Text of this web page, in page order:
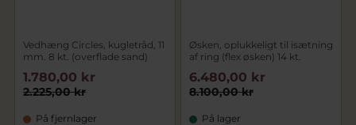
Vedhæng Circles, kugletråd, 11
mm. 8 kt. (overflade sand)
2.225,00 kr
1.780,00 kr
På fjernlager
Øsken, oplukkeligt til isætning
af ring (flex øsken) 14 kt.
8.100,00 kr
6.480,00 kr
På lager